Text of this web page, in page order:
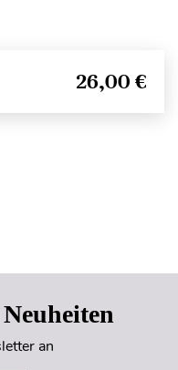
26,00 €
an